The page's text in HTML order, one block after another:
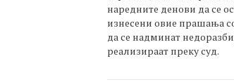
наредните денови да се
изнесени овие прашања
да се надминат
реализираат преку суд.